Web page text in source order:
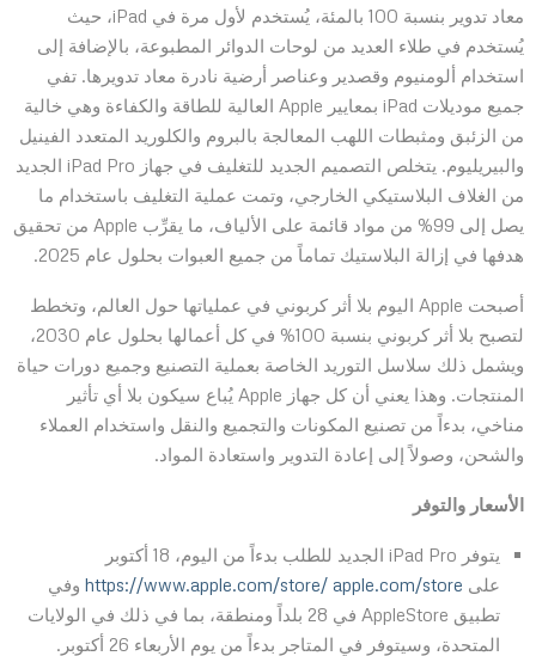
معاد تدوير بنسبة 100 بالمئة، يُستخدم لأول مرة في iPad، حيث
يُستخدم في طلاء العديد من لوحات الدوائر المطبوعة، بالإضافة إلى
استخدام ألومنيوم وقصدير وعناصر أرضية نادرة معاد تدويرها. تفي
جميع موديلات iPad بمعايير Apple العالية للطاقة والكفاءة وهي خالية
من الزئبق ومثبطات اللهب المعالجة بالبروم والكلوريد المتعدد الفينيل
والبيريليوم. يتخلص التصميم الجديد للتغليف في جهاز iPad Pro الجديد
من الغلاف البلاستيكي الخارجي، وتمت عملية التغليف باستخدام ما
يصل إلى 99% من مواد قائمة على الألياف، ما يقرِّب Apple من تحقيق
هدفها في إزالة البلاستيك تماماً من جميع العبوات بحلول عام 2025.
أصبحت Apple اليوم بلا أثر كربوني في عملياتها حول العالم، وتخطط
لتصبح بلا أثر كربوني بنسبة 100% في كل أعمالها بحلول عام 2030،
ويشمل ذلك سلاسل التوريد الخاصة بعملية التصنيع وجميع دورات حياة
المنتجات. وهذا يعني أن كل جهاز Apple يُباع سيكون بلا أي تأثير
مناخي، بدءاً من تصنيع المكونات والتجميع والنقل واستخدام العملاء
والشحن، وصولاً إلى إعادة التدوير واستعادة المواد.
الأسعار والتوفر
يتوفر iPad Pro الجديد للطلب بدءاً من اليوم، 18 أكتوبر
على
https://www.apple.com/store/ apple.com/store
وفي
تطبيق AppleStore في 28 بلداً ومنطقة، بما في ذلك في الولايات
المتحدة، وسيتوفر في المتاجر بدءاً من يوم الأربعاء 26 أكتوبر.